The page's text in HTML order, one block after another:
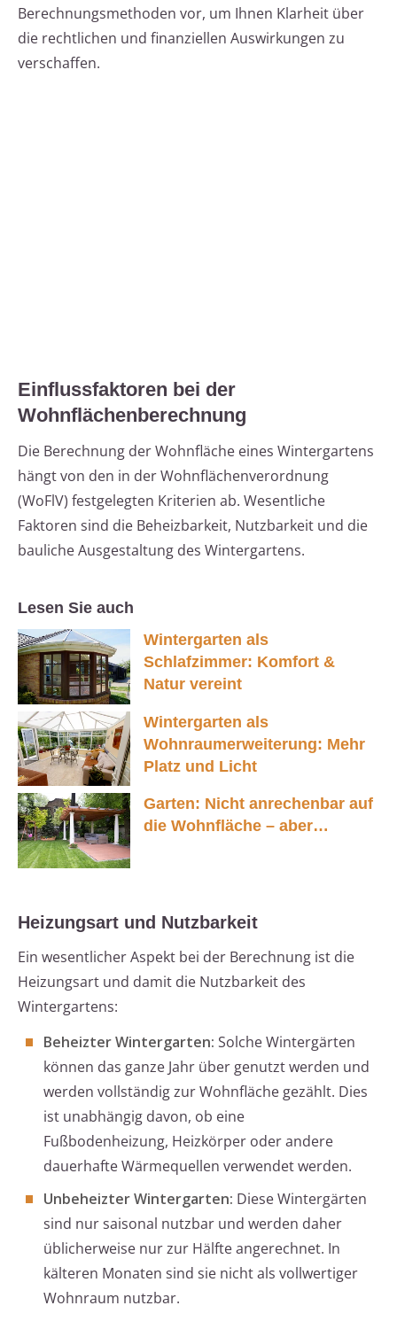
Berechnungsmethoden vor, um Ihnen Klarheit über
die rechtlichen und finanziellen Auswirkungen zu
verschaffen.
Einflussfaktoren bei der
Wohnflächenberechnung
Die Berechnung der Wohnfläche eines Wintergartens
hängt von den in der Wohnflächenverordnung
(WoFlV) festgelegten Kriterien ab. Wesentliche
Faktoren sind die Beheizbarkeit, Nutzbarkeit und die
bauliche Ausgestaltung des Wintergartens.
Lesen Sie auch
Wintergarten als
Schlafzimmer: Komfort &
Natur vereint
Wintergarten als
Wohnraumerweiterung: Mehr
Platz und Licht
Garten: Nicht anrechenbar auf
die Wohnfläche – aber…
Heizungsart und Nutzbarkeit
Ein wesentlicher Aspekt bei der Berechnung ist die
Heizungsart und damit die Nutzbarkeit des
Wintergartens:
Beheizter Wintergarten: Solche Wintergärten
können das ganze Jahr über genutzt werden und
werden vollständig zur Wohnfläche gezählt. Dies
ist unabhängig davon, ob eine
Fußbodenheizung, Heizkörper oder andere
dauerhafte Wärmequellen verwendet werden.
Unbeheizter Wintergarten: Diese Wintergärten
sind nur saisonal nutzbar und werden daher
üblicherweise nur zur Hälfte angerechnet. In
kälteren Monaten sind sie nicht als vollwertiger
Wohnraum nutzbar.